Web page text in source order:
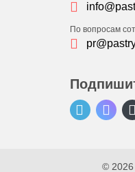
По вопросам
© 2026